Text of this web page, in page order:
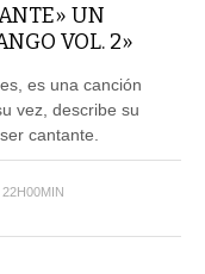
UN
VOL. 2»
es una canción
vez, describe su
cantante.